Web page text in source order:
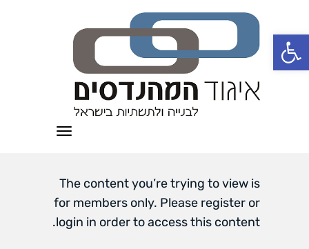
פתח סרגל נגישות
תפריט
The content you’re trying to view is
for members only. Please register or
login in order to access this content.